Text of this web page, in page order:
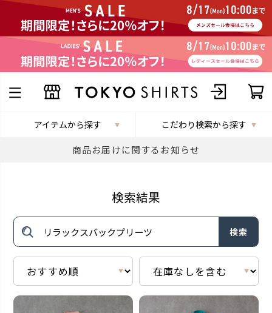
アイテムから探す こだわり検索から探す
商品お届けに関するお知らせ
検索結果
検索